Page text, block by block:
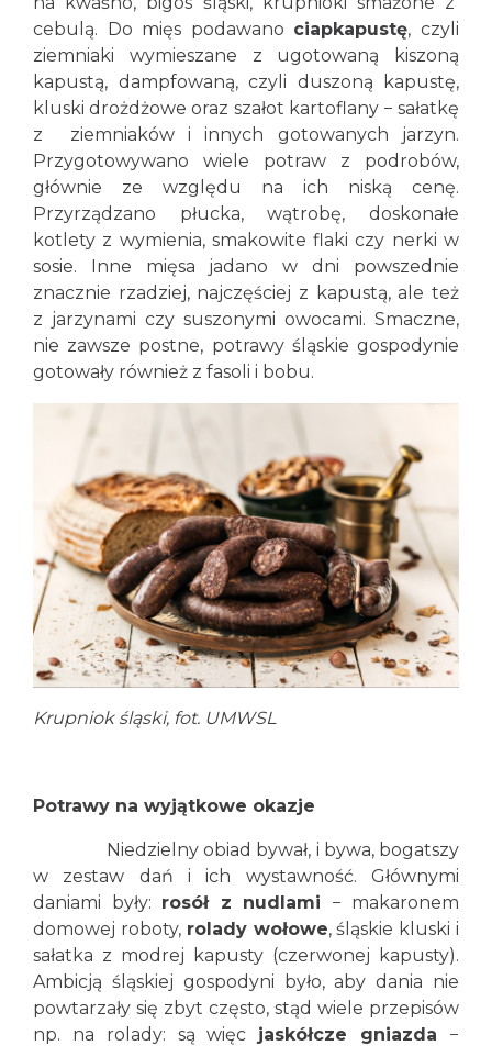
cebulą. Do mięs podawano ciapkapustę, czyli
ziemniaki wymieszane z ugotowaną kiszoną
kapustą, dampfowaną, czyli duszoną kapustę,
kluski drożdżowe oraz szałot kartoflany − sałatkę
z ziemniaków i innych gotowanych jarzyn.
Przygotowywano wiele potraw z podrobów,
głównie ze względu na ich niską cenę.
Przyrządzano płucka, wątrobę, doskonałe
kotlety z wymienia, smakowite flaki czy nerki w
sosie. Inne mięsa jadano w dni powszednie
znacznie rzadziej, najczęściej z kapustą, ale też
z jarzynami czy suszonymi owocami. Smaczne,
nie zawsze postne, potrawy śląskie gospodynie
gotowały również z fasoli i bobu.
Krupniok śląski, fot. UMWSL
Potrawy na wyjątkowe okazje
Niedzielny obiad bywał, i bywa, bogatszy
w zestaw dań i ich wystawność. Głównymi
daniami były: rosół z nudlami − makaronem
domowej roboty, rolady wołowe, śląskie kluski i
sałatka z modrej kapusty (czerwonej kapusty).
Ambicją śląskiej gospodyni było, aby dania nie
powtarzały się zbyt często, stąd wiele przepisów
np. na rolady: są więc jaskółcze gniazda −